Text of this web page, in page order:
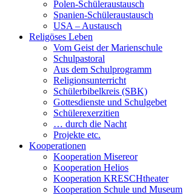
Polen-Schüleraustausch
Spanien-Schüleraustausch
USA – Austausch
Religöses Leben
Vom Geist der Marienschule
Schulpastoral
Aus dem Schulprogramm
Religionsunterricht
Schülerbibelkreis (SBK)
Gottesdienste und Schulgebet
Schülerexerzitien
… durch die Nacht
Projekte etc.
Kooperationen
Kooperation Misereor
Kooperation Helios
Kooperation KRESCHtheater
Kooperation Schule und Museum